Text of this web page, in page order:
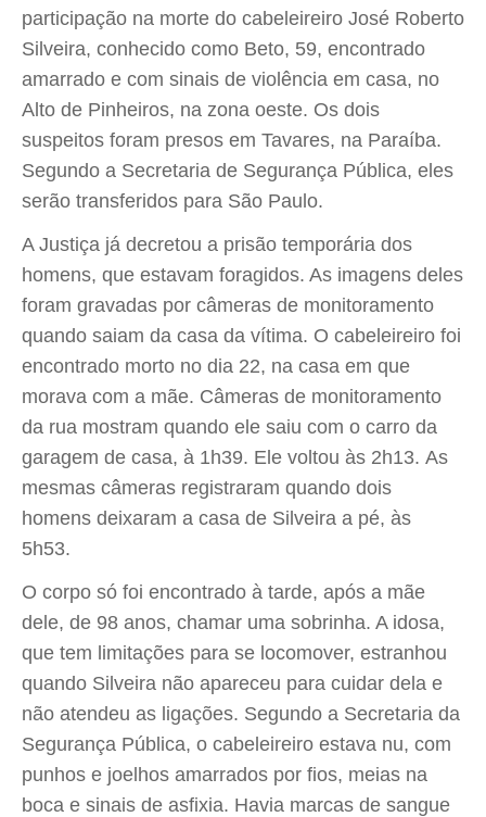
participação na morte do cabeleireiro José Roberto
Silveira, conhecido como Beto, 59, encontrado
amarrado e com sinais de violência em casa, no
Alto de Pinheiros, na zona oeste. Os dois
suspeitos foram presos em Tavares, na Paraíba.
Segundo a Secretaria de Segurança Pública, eles
serão transferidos para São Paulo.
A Justiça já decretou a prisão temporária dos
homens, que estavam foragidos. As imagens deles
foram gravadas por câmeras de monitoramento
quando saiam da casa da vítima. O cabeleireiro foi
encontrado morto no dia 22, na casa em que
morava com a mãe. Câmeras de monitoramento
da rua mostram quando ele saiu com o carro da
garagem de casa, à 1h39. Ele voltou às 2h13. As
mesmas câmeras registraram quando dois
homens deixaram a casa de Silveira a pé, às
5h53.
O corpo só foi encontrado à tarde, após a mãe
dele, de 98 anos, chamar uma sobrinha. A idosa,
que tem limitações para se locomover, estranhou
quando Silveira não apareceu para cuidar dela e
não atendeu as ligações. Segundo a Secretaria da
Segurança Pública, o cabeleireiro estava nu, com
punhos e joelhos amarrados por fios, meias na
boca e sinais de asfixia. Havia marcas de sangue